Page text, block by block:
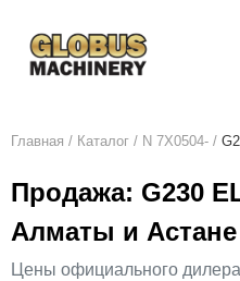
Главная / Каталог / N 7X0504- /
Продажа: G230
Алматы и Астане
Цены официального